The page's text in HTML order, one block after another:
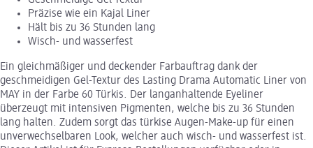
Präzise wie ein Kajal Liner
Hält bis zu 36 Stunden lang
Wisch- und wasserfest
Ein gleichmäßiger und deckender Farbauftrag dank der
geschmeidigen Gel-Textur des Lasting Drama Automatic Liner von
MAY in der Farbe 60 Türkis. Der langanhaltende Eyeliner
überzeugt mit intensiven Pigmenten, welche bis zu 36 Stunden
lang halten. Zudem sorgt das türkise Augen-Make-up für einen
unverwechselbaren Look, welcher auch wisch- und wasserfest ist.